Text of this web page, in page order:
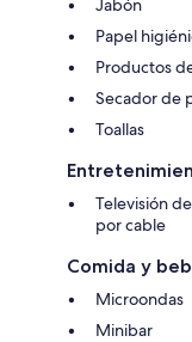
Jabón
Papel
Productos
Secador de
Toallas
Televisión
por cable
Comida y
Microondas
Minibar